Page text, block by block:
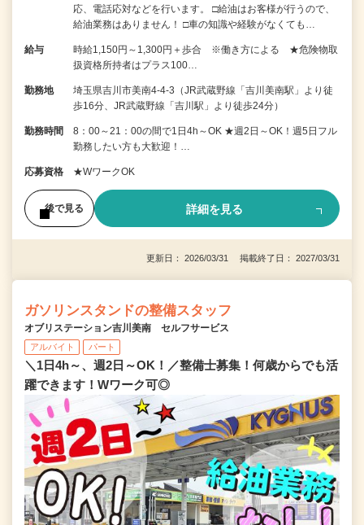
応、電話応対などを行います。 □給油はお客様が行うので、
給油業務はありません！ □車の知識や経験がなくても…
給与
時給1,150円～1,300円＋歩合 ※働き方による ★危険物取
扱資格所持者はプラス100…
勤務地
埼玉県吉川市美南4-4-3（JR武蔵野線「吉川美南駅」より徒
歩16分、JR武蔵野線「吉川駅」より徒歩24分）
勤務時間
8：00～21：00の間で1日4h～OK ★週2日～OK！週5日フル
勤務したい方も大歓迎！…
応募資格 ★WワークOK
後で見る 詳細を見る
更新日： 2026/03/31 掲載終了日： 2027/03/31
ガソリンスタンドの整備スタッフ
オブリステーション吉川美南 セルフサービス
アルバイト パート
＼1日4h～、週2日～OK！／整備士募集！何歳からでも活
躍できます！Wワーク可◎